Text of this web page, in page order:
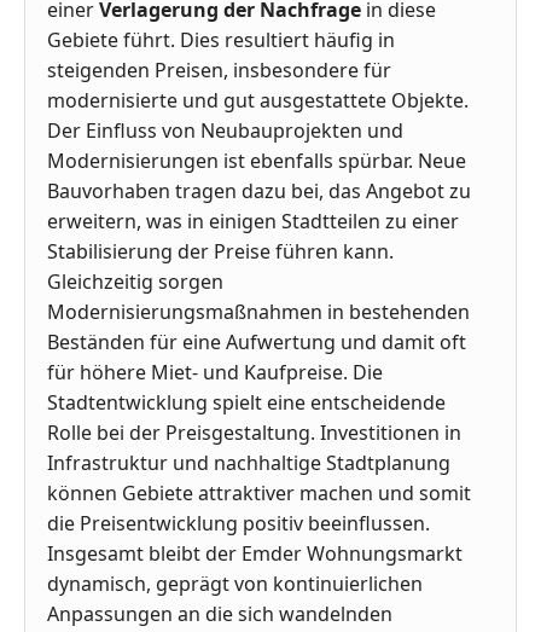
einerVerlagerung der Nachfrage in diese
Gebiete führt. Dies resultiert häufig in
steigenden Preisen, insbesondere für
modernisierte und gut ausgestattete Objekte.
Der Einfluss von Neubauprojekten und
Modernisierungen ist ebenfalls spürbar. Neue
Bauvorhaben tragen dazu bei, das Angebot zu
erweitern, was in einigen Stadtteilen zu einer
Stabilisierung der Preise führen kann.
Gleichzeitig sorgen
Modernisierungsmaßnahmen in bestehenden
Beständen für eine Aufwertung und damit oft
für höhere Miet- und Kaufpreise. Die
Stadtentwicklung spielt eine entscheidende
Rolle bei der Preisgestaltung. Investitionen in
Infrastruktur und nachhaltige Stadtplanung
können Gebiete attraktiver machen und somit
die Preisentwicklung positiv beeinflussen.
Insgesamt bleibt der Emder Wohnungsmarkt
dynamisch, geprägt von kontinuierlichen
Anpassungen an die sich wandelnden